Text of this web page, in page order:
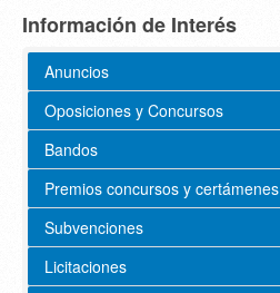
Información de Interés
Anuncios
Oposiciones y Concursos
Bandos
Premios concursos y certámenes
Subvenciones
Licitaciones